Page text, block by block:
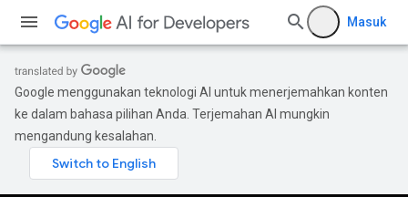
Masuk
Google menggunakan teknologi AI untuk menerjemahkan konten
ke dalam bahasa pilihan Anda. Terjemahan AI mungkin
mengandung kesalahan.